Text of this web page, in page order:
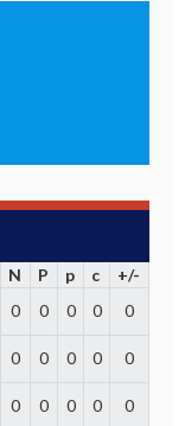
N P p c
+/-
0 0 0 0 0
0 0 0 0 0
0 0 0 0 0